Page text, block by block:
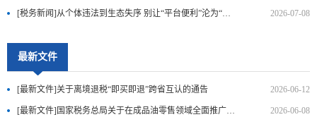
[税务新闻]从个体违法到生态失序 别让“平台便利”沦为“偷逃税工.. 2026-07-08
最新文件
[最新文件]关于离境退税“即买即退”跨省互认的通告 2026-06-12
2026-06-08